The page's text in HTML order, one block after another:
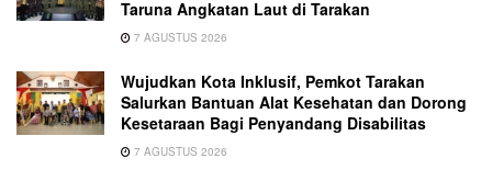
Taruna Angkatan Laut di Tarakan
7 AGUSTUS 2026
Wujudkan Kota Inklusif, Pemkot Tarakan
Salurkan Bantuan Alat Kesehatan dan Dorong
Kesetaraan Bagi Penyandang Disabilitas
7 AGUSTUS 2026